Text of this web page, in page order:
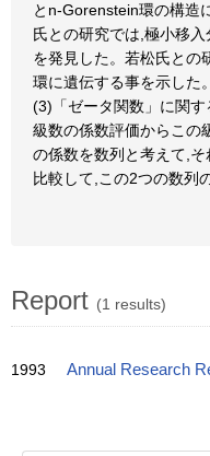
とn-Gorenstein環の構造
氏との研究では,極小移
を発見した。若松氏との
環に遺伝する事を示した。
(3)「ゼータ関数」に関
級数の係数評価からこの
の係数を数列と考えて,
比較して,この2つの数列
Report (1 results)
1993 Annual Research